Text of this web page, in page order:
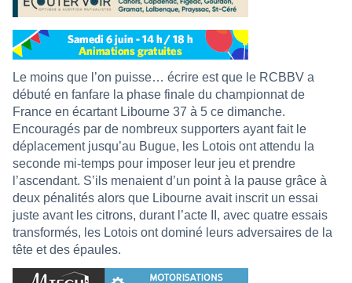
Le moins que l’on puisse… écrire est que le RCBBV a
débuté en fanfare la phase finale du championnat de
France en écartant Libourne 37 à 5 ce dimanche.
Encouragés par de nombreux supporters ayant fait le
déplacement jusqu’au Bugue, les Lotois ont attendu la
seconde mi-temps pour imposer leur jeu et prendre
l’ascendant. S’ils menaient d’un point à la pause grâce à
deux pénalités alors que Libourne avait inscrit un essai
juste avant les citrons, durant l’acte II, avec quatre essais
transformés, les Lotois ont dominé leurs adversaires de la
tête et des épaules.